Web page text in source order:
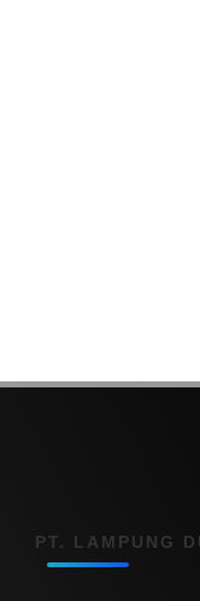
PT. LAMPUNG